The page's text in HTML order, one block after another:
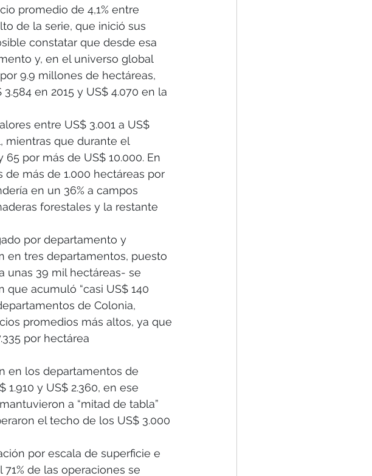
promedio de 4,1% entre
de la serie, que inició sus
constatar que desde esa
y, en el universo global
9.9 millones de hectáreas,
en 2015 y US$ 4.070 en la
entre US$ 3.001 a US$
mientras que durante el
por más de US$ 10.000. En
más de 1.000 hectáreas por
en un 36% a campos
forestales y la restante
por departamento y
en tres departamentos, puesto
unas 39 mil hectáreas- se
que acumuló “casi US$ 140
de Colonia,
promedios más altos, ya que
por hectárea
en los departamentos de
y US$ 2.360, en ese
a “mitad de tabla”
el techo de los US$ 3.000
por escala de superficie e
de las operaciones se